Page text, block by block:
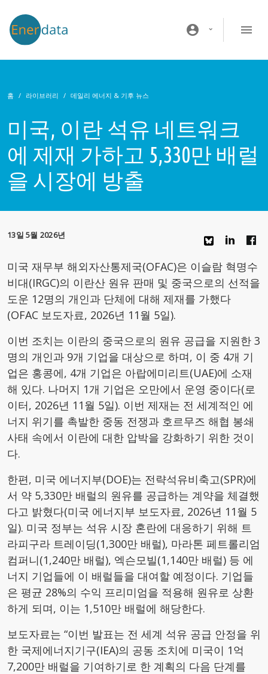
account_circle
홈 라이브러리 데일리 에너지 & 기후 뉴스
미국, 이란 석유 네트워크
에 제재 가하고 5,330만 배럴
을 시장에 방출
13일 5월 2026년
미국 재무부 해외자산통제국(OFAC)은 이슬람 혁명수
비대(IRGC)의 이란산 원유 판매 및 중국으로의 선적을
도운 12명의 개인과 단체에 대해 제재를 가했다
(OFAC 보도자료, 2026년 11월 5일).
이번 조치는 이란의 중국으로의 원유 공급을 지원한 3
명의 개인과 9개 기업을 대상으로 하며, 이 중 4개 기
업은 홍콩에, 4개 기업은 아랍에미리트(UAE)에 소재
해 있다. 나머지 1개 기업은 오만에서 운영 중이다(로
이터, 2026년 11월 5일). 이번 제재는 전 세계적인 에
너지 위기를 촉발한 중동 전쟁과 호르무즈 해협 봉쇄
사태 속에서 이란에 대한 압박을 강화하기 위한 것이
다.
한편, 미국 에너지부(DOE)는 전략석유비축고(SPR)에
서 약 5,330만 배럴의 원유를 공급하는 계약을 체결했
다고 밝혔다(미국 에너지부 보도자료, 2026년 11월 5
일). 미국 정부는 석유 시장 혼란에 대응하기 위해 트
라피구라 트레이딩(1,300만 배럴), 마라톤 페트롤리엄
컴퍼니(1,240만 배럴), 엑슨모빌(1,140만 배럴) 등 에
너지 기업들에 이 배럴들을 대여할 예정이다. 기업들
은 평균 28%의 수익 프리미엄을 적용해 원유로 상환
하게 되며, 이는 1,510만 배럴에 해당한다.
보도자료는 “이번 발표는 전 세계 석유 공급 안정을 위
한 국제에너지기구(IEA)의 공동 조치에 미국이 1억
7,200만 배럴을 기여하기로 한 계획의 다음 단계를